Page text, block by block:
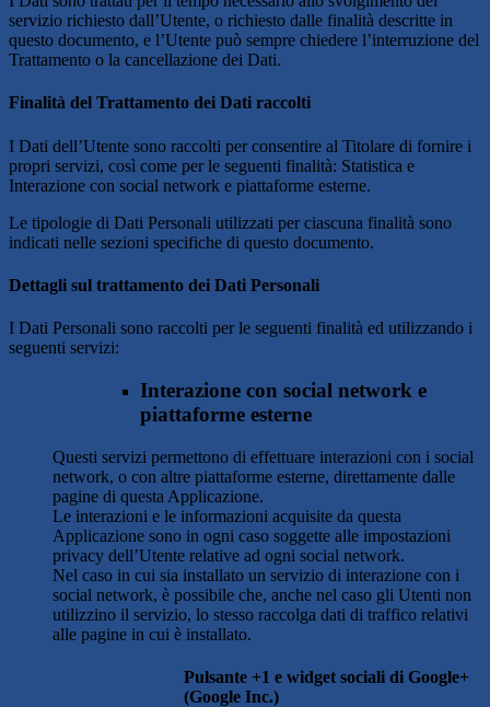
servizio richiesto dall’Utente, o richiesto dalle finalità descritte in
questo documento, e l’Utente può sempre chiedere l’interruzione del
Trattamento o la cancellazione dei Dati.
Finalità del Trattamento dei Dati raccolti
I Dati dell’Utente sono raccolti per consentire al Titolare di fornire i
propri servizi, così come per le seguenti finalità: Statistica e
Interazione con social network e piattaforme esterne.
Le tipologie di Dati Personali utilizzati per ciascuna finalità sono
indicati nelle sezioni specifiche di questo documento.
Dettagli sul trattamento dei Dati Personali
I Dati Personali sono raccolti per le seguenti finalità ed utilizzando i
seguenti servizi:
Interazione con social network e
piattaforme esterne
Questi servizi permettono di effettuare interazioni con i social
network, o con altre piattaforme esterne, direttamente dalle
pagine di questa Applicazione.
Le interazioni e le informazioni acquisite da questa
Applicazione sono in ogni caso soggette alle impostazioni
privacy dell’Utente relative ad ogni social network.
Nel caso in cui sia installato un servizio di interazione con i
social network, è possibile che, anche nel caso gli Utenti non
utilizzino il servizio, lo stesso raccolga dati di traffico relativi
alle pagine in cui è installato.
Pulsante +1 e widget sociali di Google+
(Google Inc.)